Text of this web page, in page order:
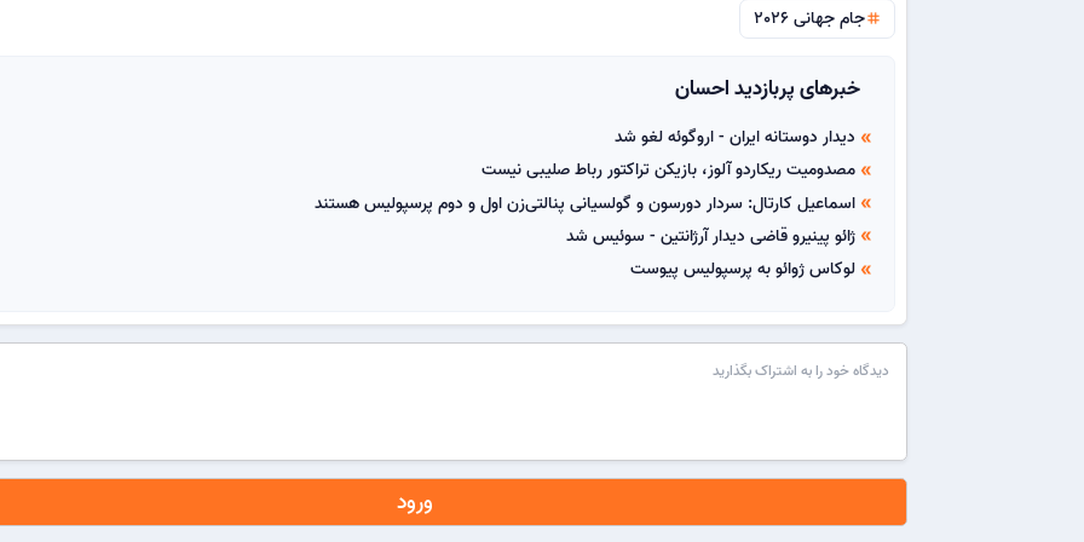
tagجام جهانی 2026
خبرهای پربازدید احسان
double_arrow دیدار دوستانه ایران - اروگوئه لغو شد
double_arrow مصدومیت ریکاردو آلوز، بازیکن تراکتور رباط صلیبی نیست
double_arrow اسماعیل کارتال: سردار دورسون و گولسیانی پنالتی‌زن اول و دوم پرسپولیس هستند
double_arrow ژائو پینیرو قاضی دیدار آرژانتین - سوئیس شد
double_arrow لوکاس ژوائو به پرسپولیس پیوست
ورود